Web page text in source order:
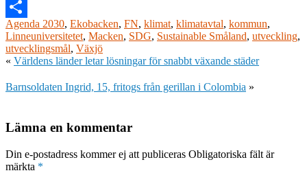
Email
Dela
Agenda 2030, Ekobacken, FN, klimat, klimatavtal, kommun,
Linneuniversitetet, Macken, SDG, Sustainable Småland, utveckling,
utvecklingsmål, Växjö
« Världens länder letar lösningar för snabbt växande städer
Barnsoldaten Ingrid, 15, fritogs från gerillan i Colombia »
Lämna en kommentar
Din e-postadress kommer ej att publiceras Obligatoriska fält är
märkta *